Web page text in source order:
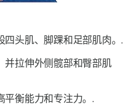
四头肌、脚踝和足部肌肉。.
并拉伸外侧髋部和臀部肌
平衡能力和专注力。.